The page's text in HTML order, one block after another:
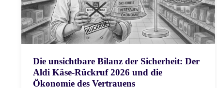
Die unsichtbare Bilanz der Sicherheit: Der
Aldi Käse-Rückruf 2026 und die
Ökonomie des Vertrauens